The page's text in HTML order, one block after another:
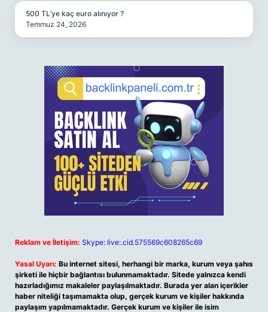
500 TL’ye kaç euro alınıyor ?
Temmuz 24, 2026
Reklam ve İletişim: Skype: live:.cid.575569c608265c69
Yasal Uyarı: Bu internet sitesi, herhangi bir marka, kurum veya şahıs
şirketi ile hiçbir bağlantısı bulunmamaktadır. Sitede yalnızca kendi
hazırladığımız makaleler paylaşılmaktadır. Burada yer alan içerikler
haber niteliği taşımamakta olup, gerçek kurum ve kişiler hakkında
paylaşım yapılmamaktadır. Gerçek kurum ve kişiler ile isim